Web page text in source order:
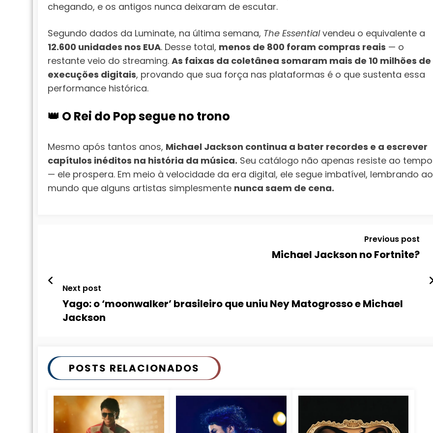
chegando, e os antigos nunca deixaram de escutar.
Segundo dados da Luminate, na última semana, The Essentialvendeu o equivalente a
12.600 unidades nos EUA. Desse total, menos de 800 foram compras reais — o
restante veio do streaming. As faixas da coletânea somaram mais de 10 milhões de
execuções digitais, provando que sua força nas plataformas é o que sustenta essa
performance histórica.
👑 O Rei do Pop segue no trono
Mesmo após tantos anos, Michael Jackson continua a bater recordes e a escrever
capítulos inéditos na história da música. Seu catálogo não apenas resiste ao tempo
— ele prospera. Em meio à velocidade da era digital, ele segue imbatível, lembrando ao
mundo que alguns artistas simplesmente nunca saem de cena.
Previous post
Michael Jackson no Fortnite?
Next post
Yago: o ‘moonwalker’ brasileiro que uniu Ney Matogrosso e Michael
Jackson
POSTS RELACIONADOS